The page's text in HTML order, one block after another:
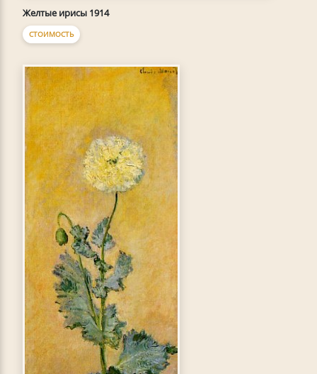
Желтые ирисы 1914
СТОИМОСТЬ